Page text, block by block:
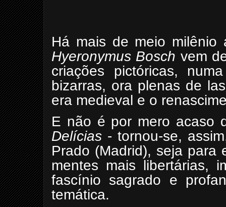
Há mais de meio milênio
Hyeronymus Bosch vem
criações pictóricas,
bizarras, ora plenas de
era medieval e o
E não é por mero acaso
Delícias - tornou-se,
Prado (Madrid), seja para
mentes mais libertárias,
fascínio sagrado e
temática.